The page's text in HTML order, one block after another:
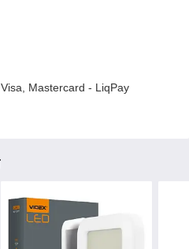
Mastercard - LiqPay